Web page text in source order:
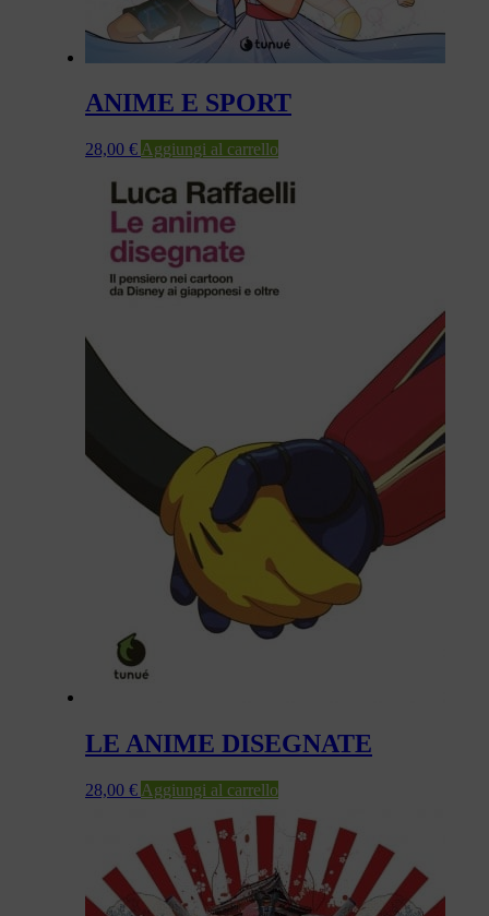
ANIME E SPORT
28,00 € Aggiungi al carrello
LE ANIME DISEGNATE
28,00 € Aggiungi al carrello